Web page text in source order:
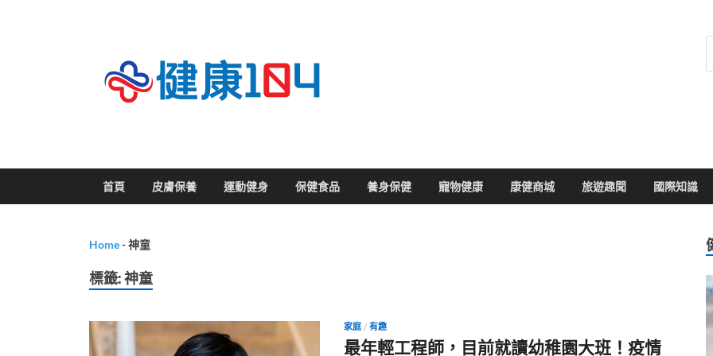
首頁 皮膚保養 運動健身 保健食品 養身保健 寵物健康 康健商城 旅遊趣聞 國際知識
Home-神童
標籤:神童
家庭 / 有趣
最年輕工程師，目前就讀幼稚園大班！疫情